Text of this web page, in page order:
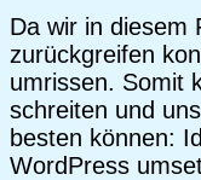
Da wir in diesem
zurückgreifen
umrissen. Somit
schreiten und
besten können:
WordPress